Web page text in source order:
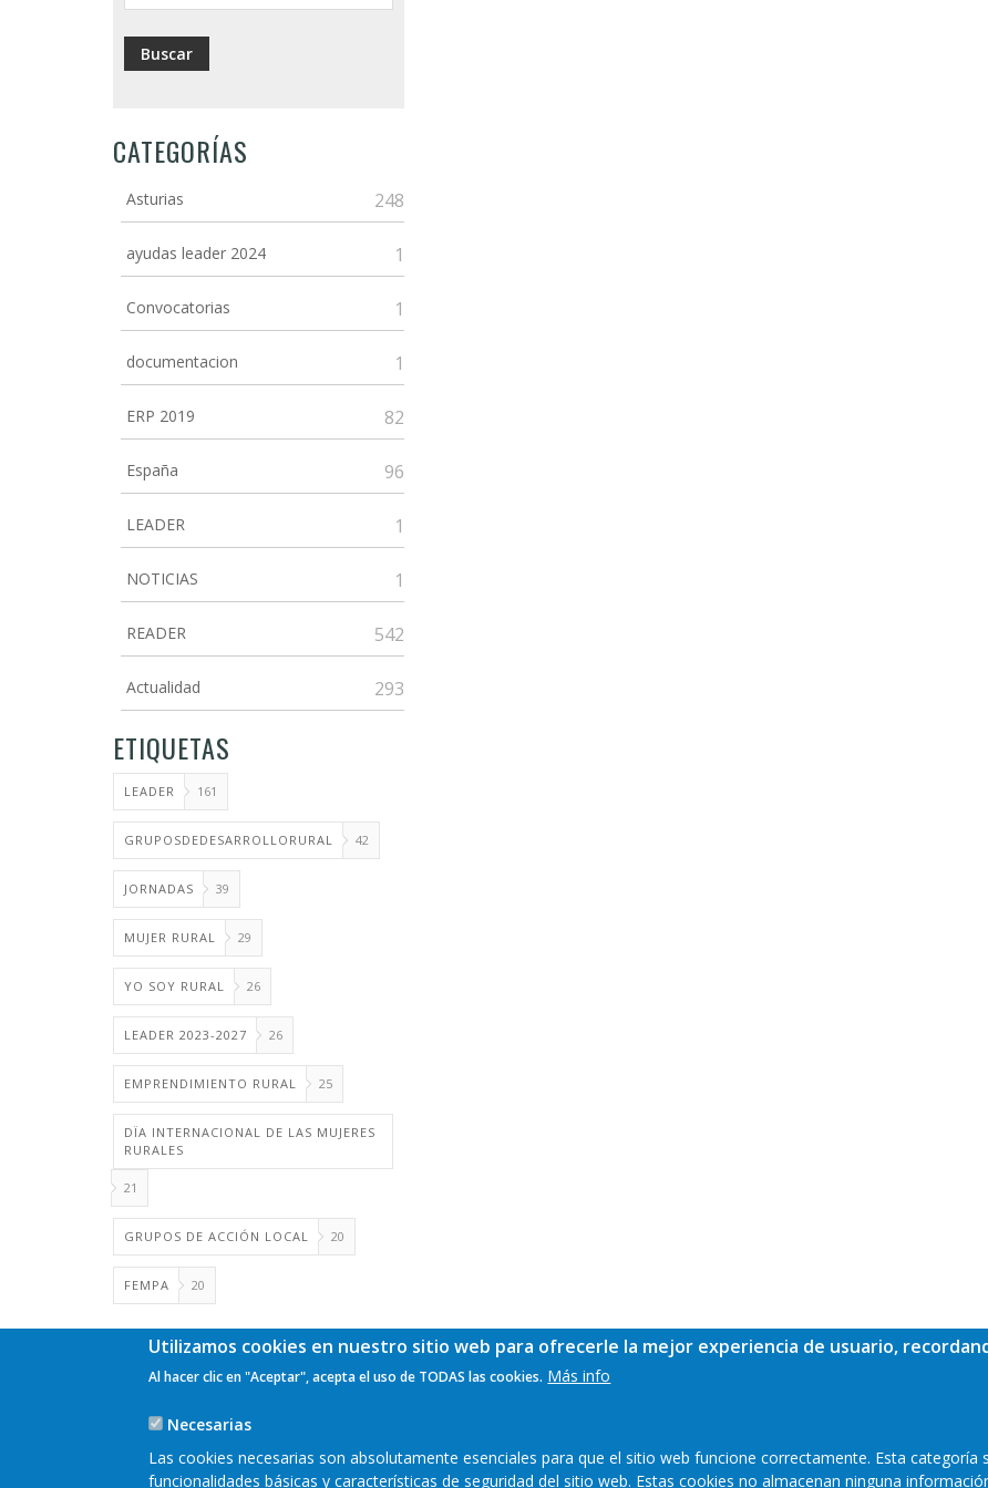
CATEGORÍAS
Asturias 248
ayudas leader 2024 1
Convocatorias 1
documentacion 1
ERP 2019 82
España 96
LEADER 1
NOTICIAS 1
READER 542
Actualidad 293
ETIQUETAS
LEADER 161
GRUPOSDEDESARROLLORURAL 42
JORNADAS 39
MUJER RURAL 29
YO SOY RURAL 26
LEADER 2023-2027 26
EMPRENDIMIENTO RURAL 25
DÏA INTERNACIONAL DE LAS MUJERES
RURALES
21
GRUPOS DE ACCIÓN LOCAL 20
FEMPA 20
Utilizamos cookies en nuestro sitio web para ofrecerle la mejor experiencia de usuario,
Al hacer clic en "Aceptar", acepta el uso de TODAS las cookies. Más info
Necesarias
Las cookies necesarias son absolutamente esenciales para que el sitio web funcione correctamente. Esta categoría
funcionalidades básicas y características de seguridad del sitio web. Estas cookies no almacenan ninguna